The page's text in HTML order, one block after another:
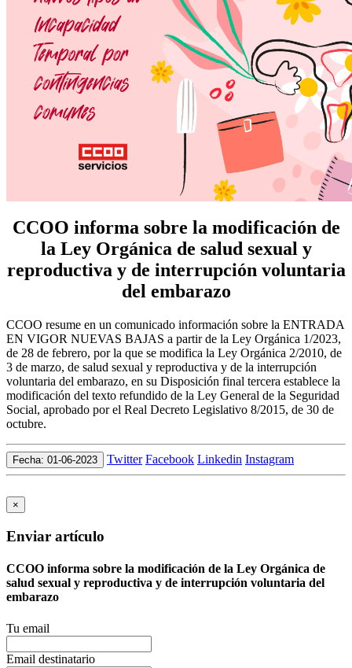
CCOO informa sobre la modificación de
la Ley Orgánica de salud sexual y
reproductiva y de interrupción voluntaria
del embarazo
CCOO resume en un comunicado información sobre la ENTRADA
EN VIGOR NUEVAS BAJAS a partir de la Ley Orgánica 1/2023,
de 28 de febrero, por la que se modifica la Ley Orgánica 2/2010, de
3 de marzo, de salud sexual y reproductiva y de la interrupción
voluntaria del embarazo, en su Disposición final tercera establece la
modificación del texto refundido de la Ley General de la Seguridad
Social, aprobado por el Real Decreto Legislativo 8/2015, de 30 de
octubre.
Fecha: 01-06-2023 Twitter Facebook Linkedin Instagram
×
Enviar artículo
CCOO informa sobre la modificación de la Ley Orgánica de
salud sexual y reproductiva y de interrupción voluntaria del
embarazo
Tu email
Email destinatario